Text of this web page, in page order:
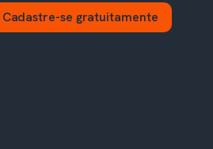
Cadastre-se gratuitamente